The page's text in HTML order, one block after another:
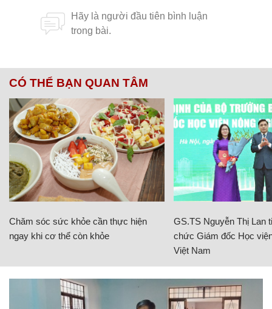
CÓ THỂ BẠN QUAN TÂM
Chăm sóc sức khỏe cần thực hiện
ngay khi cơ thể còn khỏe
GS.TS Nguyễn Thị Lan
chức Giám đốc Học
Việt Nam